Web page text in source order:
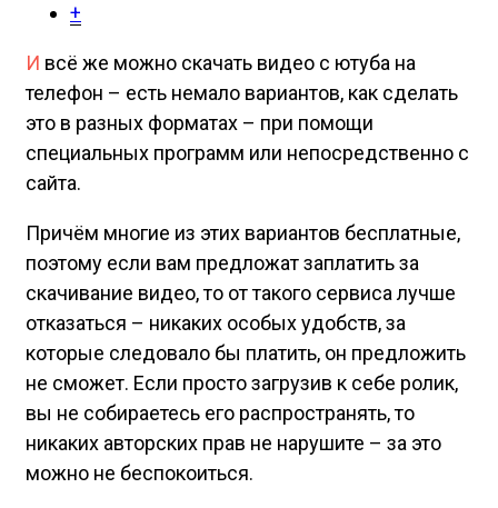
+
И всё же можно скачать видео с ютуба на
телефон – есть немало вариантов, как сделать
это в разных форматах – при помощи
специальных программ или непосредственно с
сайта.
Причём многие из этих вариантов бесплатные,
поэтому если вам предложат заплатить за
скачивание видео, то от такого сервиса лучше
отказаться – никаких особых удобств, за
которые следовало бы платить, он предложить
не сможет. Если просто загрузив к себе ролик,
вы не собираетесь его распространять, то
никаких авторских прав не нарушите – за это
можно не беспокоиться.